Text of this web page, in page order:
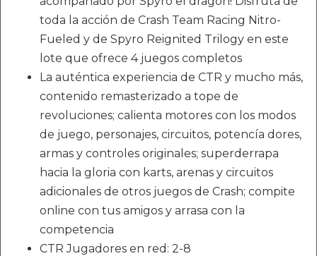
toda la acción de Crash Team Racing Nitro-
Fueled y de Spyro Reignited Trilogy en este
lote que ofrece 4 juegos completos
La auténtica experiencia de CTR y mucho más,
contenido remasterizado a tope de
revoluciones; calienta motores con los modos
de juego, personajes, circuitos, potencía dores,
armas y controles originales; superderrapa
hacia la gloria con karts, arenas y circuitos
adicionales de otros juegos de Crash; compite
online con tus amigos y arrasa con la
competencia
CTR Jugadores en red: 2-8